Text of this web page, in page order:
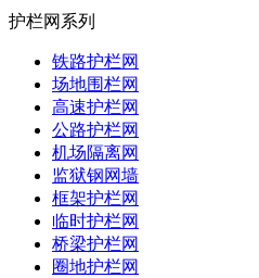
护栏网系列
铁路护栏网
场地围栏网
高速护栏网
公路护栏网
机场隔离网
监狱钢网墙
框架护栏网
临时护栏网
桥梁护栏网
圈地护栏网